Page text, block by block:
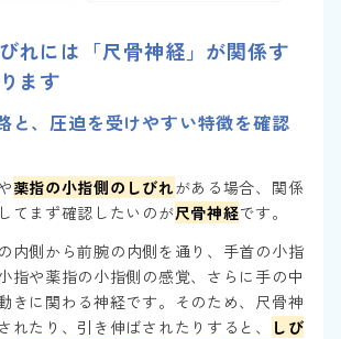
れには「尺骨神経」が関係す
ます
と、圧迫を受けやすい特徴を確認
薬指の小指側のしびれがある場合、関係
てまず確認したいのが尺骨神経です。
内側から前腕の内側を通り、手首の小指
指や薬指の小指側の感覚、さらに手の中
きに関わる神経です。そのため、尺骨神
れたり、引き伸ばされたりすると、
しび